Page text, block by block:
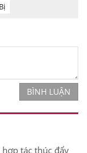
BÌNH LUẬN
hợp tác thúc đẩy